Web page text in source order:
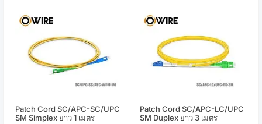
Patch Cord SC/APC-SC/UPC
SM Simplex ยาว 1 เมตร
Patch Cord SC/APC-LC/UPC
SM Duplex ยาว 3 เมตร